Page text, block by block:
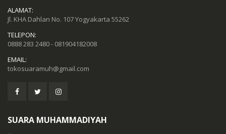
ALAMAT:
Jl. KHA Dahlan No. 107 Yogyakarta 55262
TELEPON:
0888 283 2480 - 081904182008
EMAIL:
tokosuaramuh@gmail.com
SUARA MUHAMMADIYAH